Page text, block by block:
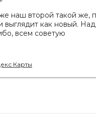
наш второй такой же,
выглядит как новый.
всем советую
Карты